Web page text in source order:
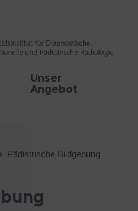
Unser
Angebot
Pädiatrische Bildgebung